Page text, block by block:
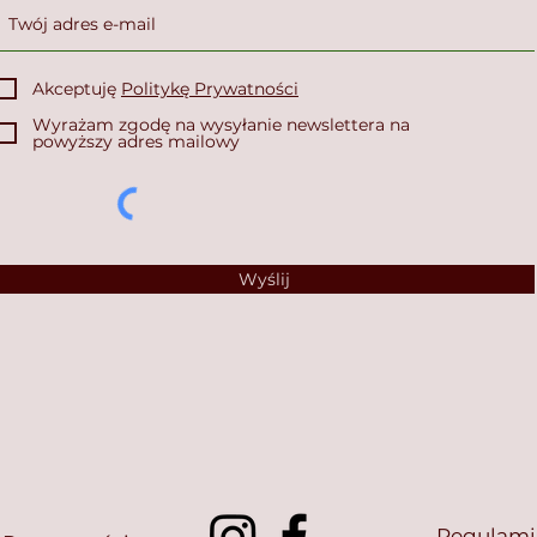
Akceptuję Politykę Prywatności
Wyrażam zgodę na wysyłanie newslettera na
powyższy adres mailowy
Wyślij